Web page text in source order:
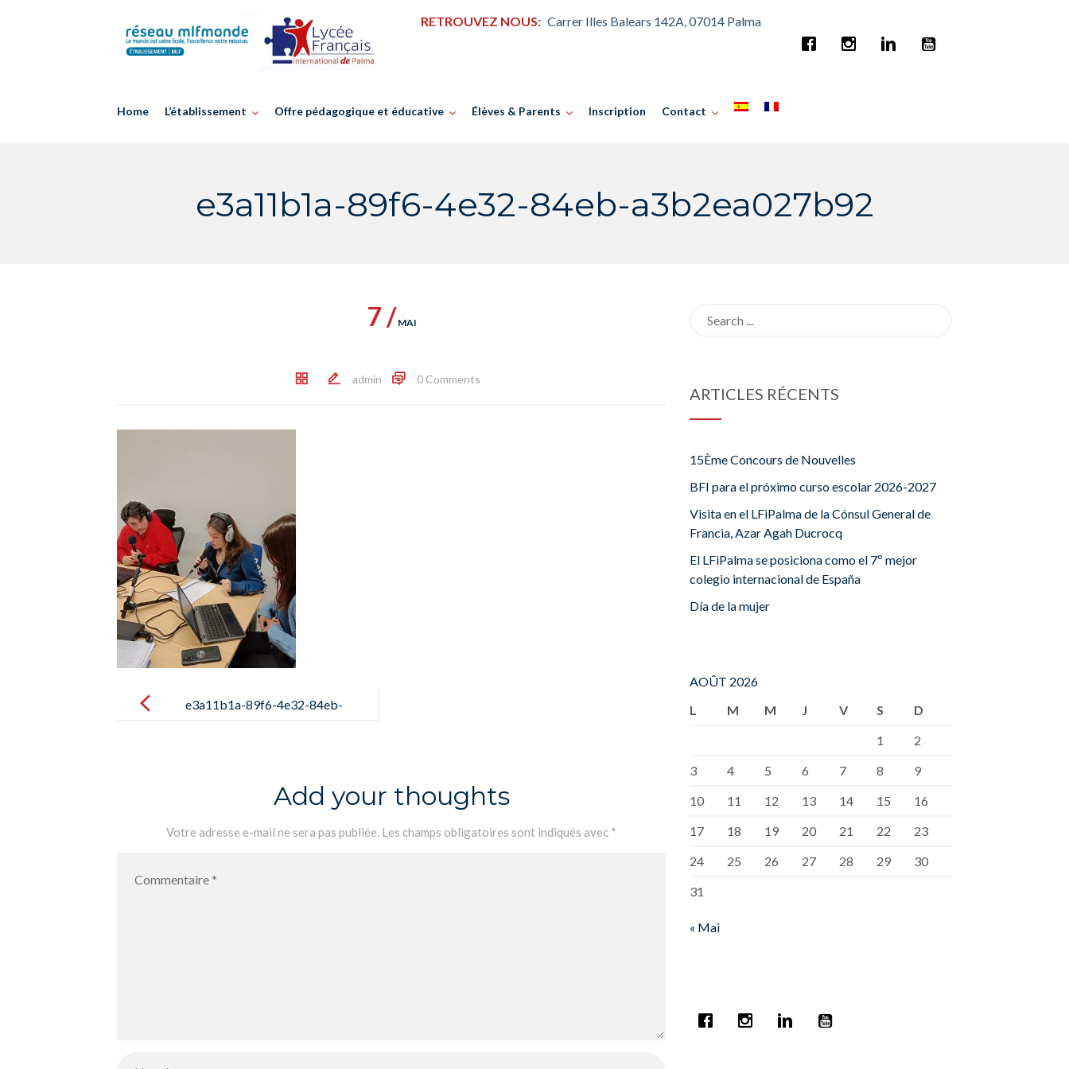
RETROUVEZ NOUS: Carrer Illes Balears 142A, 07014 Palma
Home L’établissement Offre pédagogique et éducative Élèves & Parents Inscription Contact
e3a11b1a-89f6-4e32-84eb-a3b2ea027b92
7 / MAI
admin 0 Comments
navigation
e3a11b1a-89f6-4e32-84eb-
Add your thoughts
Votre adresse e-mail ne sera pas publiée. Les champs obligatoires sont indiqués avec *
ARTICLES RÉCENTS
15Ème Concours de Nouvelles
BFI para el próximo curso escolar 2026-2027
Visita en el LFiPalma de la Cónsul General de
Francia, Azar Agah Ducrocq
El LFiPalma se posiciona como el 7º mejor
colegio internacional de España
Día de la mujer
AOÛT 2026
L
M M J V S
D
1
2
3
4 5 6 7 8
9
10
11 12 13 14 15
16
17
18 19 20 21 22
23
24
25 26 27 28 29
30
31
« Mai